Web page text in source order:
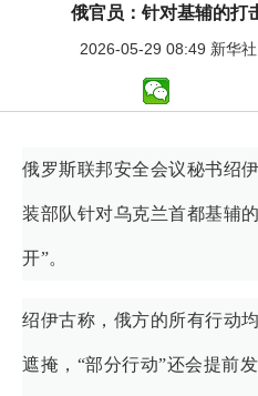
俄官员：针对基辅的打
2026-05-29 08:49 新
俄罗斯联邦安全会议秘书绍
装部队针对乌克兰首都基辅
开”。
绍伊古称，俄方的所有行动
遮掩，“部分行动”还会提前